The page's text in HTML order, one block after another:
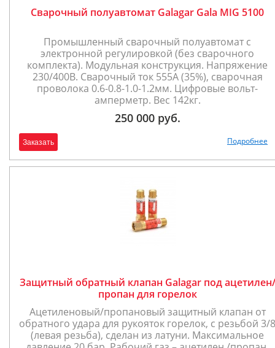
Сварочный полуавтомат Galagar Gala MIG 5100
Промышленный сварочный полуавтомат с
электронной регулировкой (без сварочного
комплекта). Модульная конструкция. Напряжение
230/400В. Сварочный ток 555А (35%), сварочная
проволока 0.6-0.8-1.0-1.2мм. Цифровые вольт-
амперметр. Вес 142кг.
250 000 руб.
Заказать Подробнее
Защитный обратный клапан Galagar под ацетилен/
пропан для горелок
Ацетиленовый/пропановый защитный клапан от
обратного удара для рукояток горелок, с резьбой 3/8
(левая резьба), сделан из латуни. Максимальное